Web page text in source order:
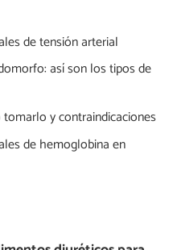
de tensión arterial
así son los tipos de
y contraindicaciones
de hemoglobina en